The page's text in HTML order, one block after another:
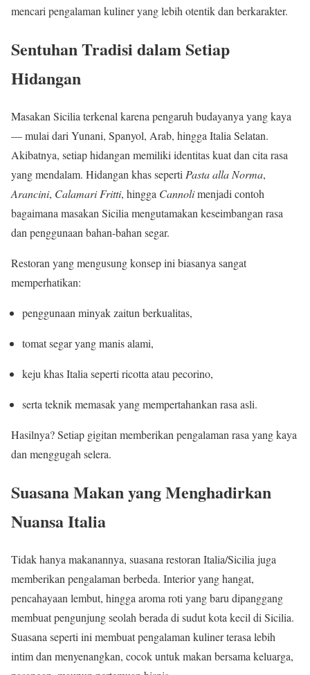
mencari pengalaman kuliner yang lebih otentik dan berkarakter.
Sentuhan Tradisi dalam Setiap
Hidangan
Masakan Sicilia terkenal karena pengaruh budayanya yang kaya
— mulai dari Yunani, Spanyol, Arab, hingga Italia Selatan.
Akibatnya, setiap hidangan memiliki identitas kuat dan cita rasa
yang mendalam. Hidangan khas seperti Pasta alla Norma,
Arancini, Calamari Fritti, hingga Cannolimenjadi contoh
bagaimana masakan Sicilia mengutamakan keseimbangan rasa
dan penggunaan bahan-bahan segar.
Restoran yang mengusung konsep ini biasanya sangat
memperhatikan:
penggunaan minyak zaitun berkualitas,
tomat segar yang manis alami,
keju khas Italia seperti ricotta atau pecorino,
serta teknik memasak yang mempertahankan rasa asli.
Hasilnya? Setiap gigitan memberikan pengalaman rasa yang kaya
dan menggugah selera.
Suasana Makan yang Menghadirkan
Nuansa Italia
Tidak hanya makanannya, suasana restoran Italia/Sicilia juga
memberikan pengalaman berbeda. Interior yang hangat,
pencahayaan lembut, hingga aroma roti yang baru dipanggang
membuat pengunjung seolah berada di sudut kota kecil di Sicilia.
Suasana seperti ini membuat pengalaman kuliner terasa lebih
intim dan menyenangkan, cocok untuk makan bersama keluarga,